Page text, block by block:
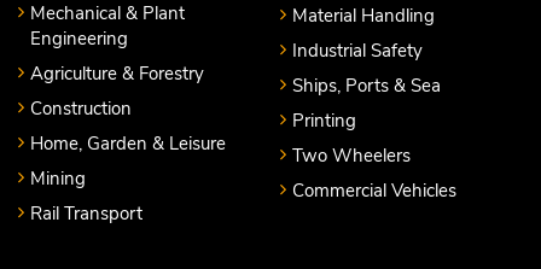
Mechanical & Plant
Engineering
Agriculture & Forestry
Construction
Home, Garden & Leisure
Mining
Rail Transport
Material Handling
Industrial Safety
Ships, Ports & Sea
Printing
Two Wheelers
Commercial Vehicles